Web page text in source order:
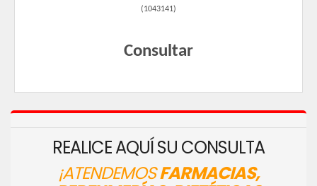
(1043141)
Consultar
REALICE AQUÍ SU CONSULTA
¡ATENDEMOSFARMACIAS,